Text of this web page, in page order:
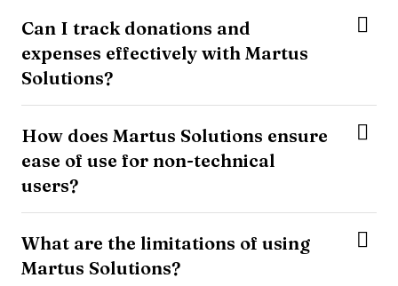
Can I track donations and
expenses effectively with Martus
Solutions?
How does Martus Solutions ensure
ease of use for non-technical
users?
What are the limitations of using
Martus Solutions?